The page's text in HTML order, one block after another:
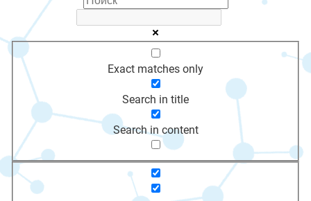
Exact matches only
Search in title
Search in content